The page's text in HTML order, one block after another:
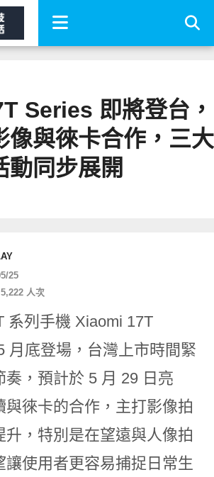
Series 即將登台，
像與徠卡合作，三大
動同步展開
25
人次
系列手機 Xiaomi 17T
月底登場，台灣上市時間緊
奏，預計於 5 月 29 日亮
與徠卡的合作，主打影像拍
升，特別是在望遠與人像拍
讓使用者更容易捕捉日常生